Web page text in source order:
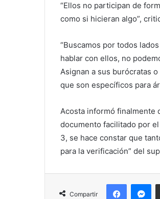
“Ellos no participan de
como si hicieran algo”,
“Buscamos por todos
hablar con ellos, no
Asignan a sus burócratas
que son específicos para
Acosta informó finalmente
documento facilitado por
3, se hace constar que
para la verificación” del
Compartir